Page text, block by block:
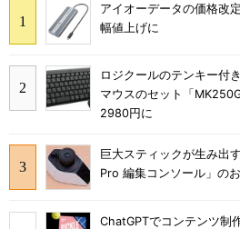
アイオーデータの価格改
幅値上げに
ロジクールのテンキー付
マウスのセット「
2980円に
巨大スティックが生み出
Pro 編集コンソール」の
ChatGPTでコンテンツ